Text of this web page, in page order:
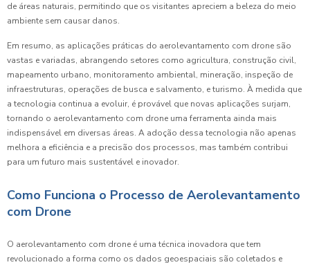
de áreas naturais, permitindo que os visitantes apreciem a beleza do meio
ambiente sem causar danos.
Em resumo, as aplicações práticas do aerolevantamento com drone são
vastas e variadas, abrangendo setores como agricultura, construção civil,
mapeamento urbano, monitoramento ambiental, mineração, inspeção de
infraestruturas, operações de busca e salvamento, e turismo. À medida que
a tecnologia continua a evoluir, é provável que novas aplicações surjam,
tornando o aerolevantamento com drone uma ferramenta ainda mais
indispensável em diversas áreas. A adoção dessa tecnologia não apenas
melhora a eficiência e a precisão dos processos, mas também contribui
para um futuro mais sustentável e inovador.
Como Funciona o Processo de Aerolevantamento
com Drone
O aerolevantamento com drone é uma técnica inovadora que tem
revolucionado a forma como os dados geoespaciais são coletados e